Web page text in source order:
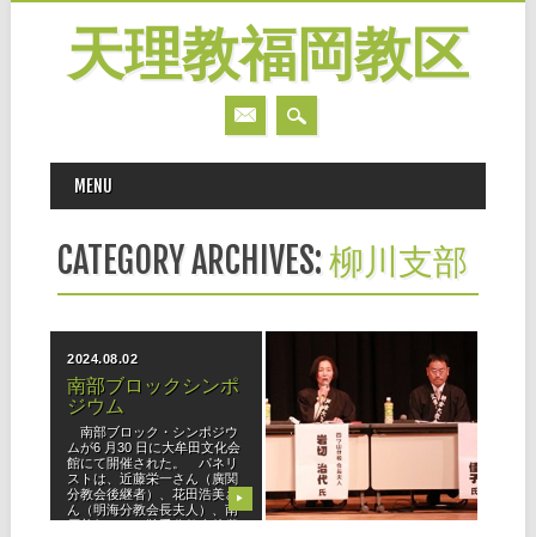
天理教福岡教区
MAIN MENU
MENU
CATEGORY ARCHIVES:柳川支部
2024.08.02
南部ブロックシンポ
ジウム
南部ブロック・シンポジウ
ムが6 月30 日に大牟田文化会
館にて開催された。 パネリ
ストは、近藤栄一さん（廣関
分教会後継者）、花田浩美さ
ん（明海分教会長夫人）、南
原善行さん（鞍手分教会後継
▶
2023.04.03
シンポジウム「教会
発展の道標」（南
部・北部・中央）
■南部ブロック 石橋文化セ
ンター共同ホール（久留米
市）を会場に67名の参加者が
集う中、三年千日活動をさら
なる勇み心で「今までよりプ
▶